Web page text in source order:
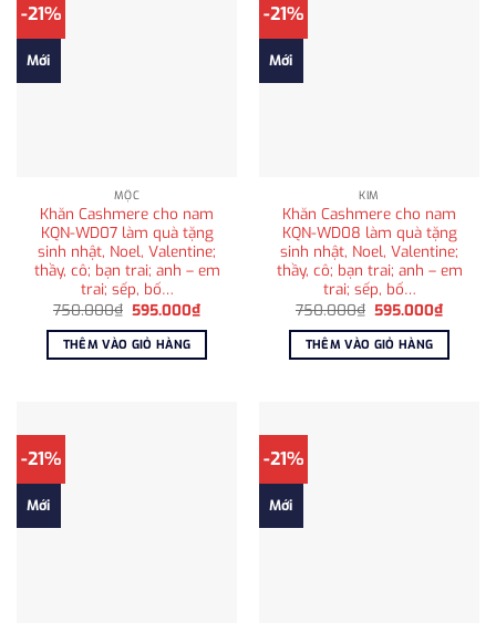
-21%
Mới
MỘC
Khăn Cashmere cho nam
KQN-WD07 làm quà tặng
sinh nhật, Noel, Valentine;
thầy, cô; bạn trai; anh – em
trai; sếp, bố…
750.000₫ Giá
là:
750.000₫.
595.000₫Giá
hiện
tại
595.000₫.
THÊM VÀO GIỎ HÀNG
-21%
Mới
KIM
Khăn Cashmere cho nam
KQN-WD08 làm quà tặng
sinh nhật, Noel, Valentine;
thầy, cô; bạn trai; anh – em
trai; sếp, bố…
750.000₫ Giá
là:
750.000₫.
595.000₫Giá
hiện
tại
THÊM VÀO GIỎ HÀNG
-21%
Mới
-21%
Mới